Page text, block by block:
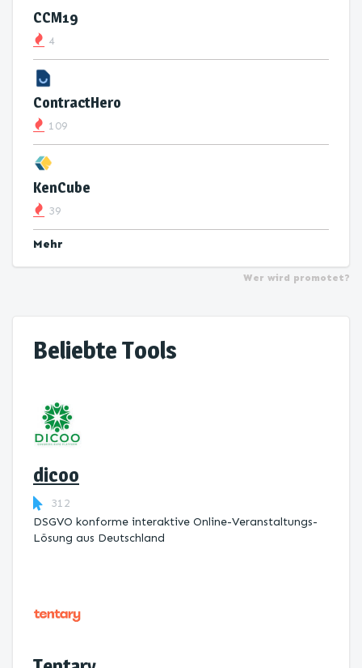
CCM19
4
ContractHero
109
KenCube
39
Mehr
Wer wird promotet?
Beliebte Tools
dicoo
312
DSGVO konforme interaktive Online-Veranstaltungs-
Lösung aus Deutschland